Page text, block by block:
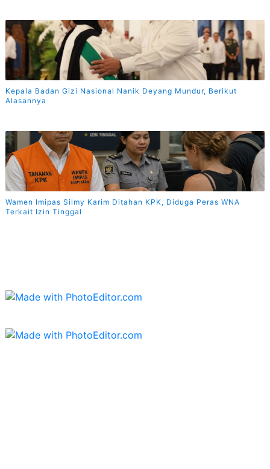
Kepala Badan Gizi Nasional Nanik Deyang Mundur, Berikut
Alasannya
Wamen Imipas Silmy Karim Ditahan KPK, Diduga Peras WNA
Terkait Izin Tinggal